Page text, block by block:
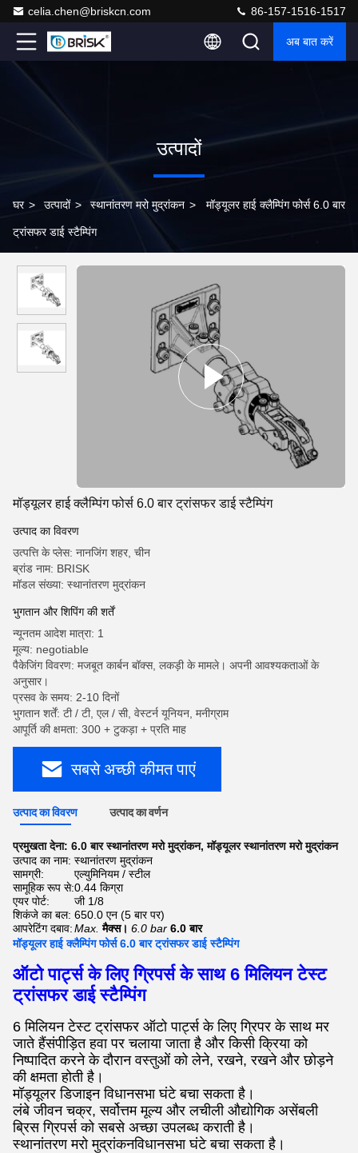
celia.chen@briskcn.com 86-157-1516-1517
अब बात करें
उत्पादों
घर > उत्पादों > स्थानांतरण मरो मुद्रांकन > मॉड्यूलर हाई क्लैम्पिंग फोर्स 6.0 बार
ट्रांसफर डाई स्टैम्पिंग
मॉड्यूलर हाई क्लैम्पिंग फोर्स 6.0 बार ट्रांसफर डाई स्टैम्पिंग
उत्पाद का विवरण
उत्पत्ति के प्लेस: नानजिंग शहर, चीन
ब्रांड नाम: BRISK
मॉडल संख्या: स्थानांतरण मुद्रांकन
भुगतान और शिपिंग की शर्तें
न्यूनतम आदेश मात्रा: 1
मूल्य: negotiable
पैकेजिंग विवरण: मजबूत कार्बन बॉक्स, लकड़ी के मामले। अपनी आवश्यकताओं के
अनुसार।
प्रसव के समय: 2-10 दिनों
भुगतान शर्तें: टी / टी, एल / सी, वेस्टर्न यूनियन, मनीग्राम
आपूर्ति की क्षमता: 300 + टुकड़ा + प्रति माह
सबसे अच्छी कीमत पाएं
उत्पाद का विवरण उत्पाद का वर्णन
प्रमुखता देना: 6.0 बार स्थानांतरण मरो मुद्रांकन,मॉड्यूलर स्थानांतरण मरो मुद्रांकन
उत्पाद का नाम: स्थानांतरण मुद्रांकन
सामग्री:
एल्युमिनियम / स्टील
सामूहिक रूप से:0.44 किग्रा
एयर पोर्ट:
जी 1/8
शिकंजे का बल: 650.0 एन (5 बार पर)
आपरेटिंग दबाव:Max. मैक्स। 6.0 bar 6.0 बार
मॉड्यूलर हाई क्लैम्पिंग फोर्स 6.0 बार ट्रांसफर डाई स्टैम्पिंग
ऑटो पार्ट्स के लिए ग्रिपर्स के साथ 6 मिलियन टेस्ट
ट्रांसफर डाई स्टैम्पिंग
6 मिलियन टेस्ट ट्रांसफर ऑटो पार्ट्स के लिए ग्रिपर के साथ मर
जाते हैंसंपीड़ित हवा पर चलाया जाता है और किसी क्रिया को
निष्पादित करने के दौरान वस्तुओं को लेने, रखने, रखने और छोड़ने
की क्षमता होती है।
मॉड्यूलर डिजाइन विधानसभा घंटे बचा सकता है।
लंबे जीवन चक्र, सर्वोत्तम मूल्य और लचीली औद्योगिक असेंबली
ब्रिस ग्रिपर्स को सबसे अच्छा उपलब्ध कराती है।
स्थानांतरण मरो मुद्रांकनविधानसभा घंटे बचा सकता है।